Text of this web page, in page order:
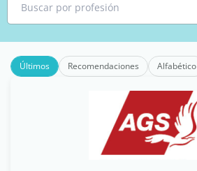
Buscar por profesión
Últimos Recomendaciones Alfabético